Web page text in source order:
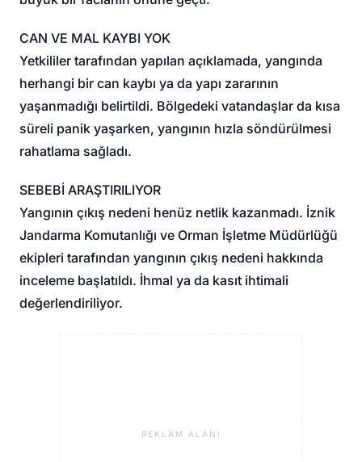
CAN VE MAL KAYBI YOK
Yetkililer tarafından yapılan açıklamada, yangında
herhangi bir can kaybı ya da yapı zararının
yaşanmadığı belirtildi. Bölgedeki vatandaşlar da kısa
süreli panik yaşarken, yangının hızla söndürülmesi
rahatlama sağladı.
SEBEBİ ARAŞTIRILIYOR
Yangının çıkış nedeni henüz netlik kazanmadı. İznik
Jandarma Komutanlığı ve Orman İşletme Müdürlüğü
ekipleri tarafından yangının çıkış nedeni hakkında
inceleme başlatıldı. İhmal ya da kasıt ihtimali
değerlendiriliyor.
REKLAM ALANI